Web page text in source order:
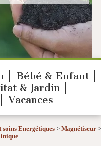
Bébé & Enfant
& Jardin
Vacances
soins Energétiques > Magnétiseur>